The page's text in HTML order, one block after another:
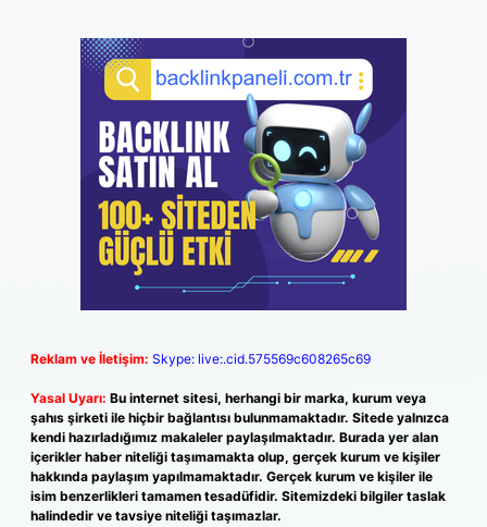
Reklam ve İletişim: Skype: live:.cid.575569c608265c69
Yasal Uyarı: Bu internet sitesi, herhangi bir marka, kurum veya
şahıs şirketi ile hiçbir bağlantısı bulunmamaktadır. Sitede yalnızca
kendi hazırladığımız makaleler paylaşılmaktadır. Burada yer alan
içerikler haber niteliği taşımamakta olup, gerçek kurum ve kişiler
hakkında paylaşım yapılmamaktadır. Gerçek kurum ve kişiler ile
isim benzerlikleri tamamen tesadüfidir. Sitemizdeki bilgiler taslak
halindedir ve tavsiye niteliği taşımazlar.